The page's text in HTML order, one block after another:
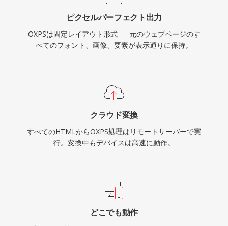
ピクセルパーフェクト出力
OXPSは固定レイアウト形式 — 元のウェブページのす
べてのフォント、画像、要素が表示通りに保持。
クラウド変換
すべてのHTMLからOXPS処理はリモートサーバーで実
行。変換中もデバイスは高速に動作。
どこでも動作